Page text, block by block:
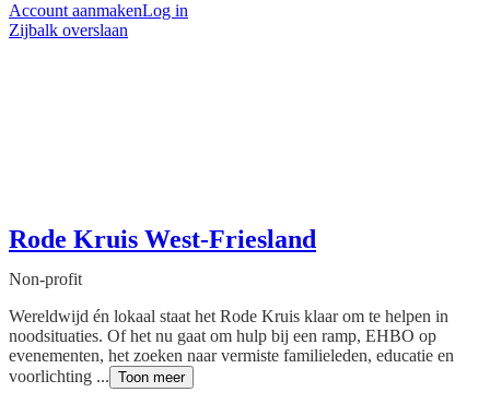
Account aanmakenLog in
Zijbalk overslaan
Rode Kruis West-Friesland
Non-profit
Wereldwijd én lokaal staat het Rode Kruis klaar om te helpen in
noodsituaties. Of het nu gaat om hulp bij een ramp, EHBO op
evenementen, het zoeken naar vermiste familieleden, educatie en
voorlichting ... Toon meer